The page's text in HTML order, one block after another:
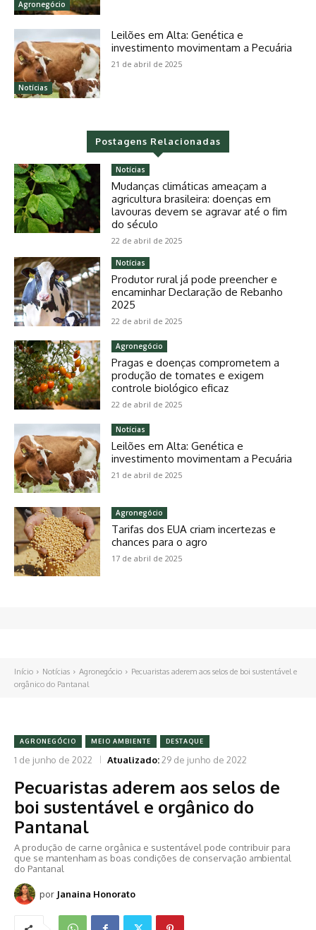
Agronegócio
Notícias
Leilões em Alta: Genética e
investimento movimentam a Pecuária
21 de abril de 2025
Postagens Relacionadas
Notícias
Mudanças climáticas ameaçam a
agricultura brasileira: doenças em
lavouras devem se agravar até o fim
do século
22 de abril de 2025
Notícias
Produtor rural já pode preencher e
encaminhar Declaração de Rebanho
2025
22 de abril de 2025
Agronegócio
Pragas e doenças comprometem a
produção de tomates e exigem
controle biológico eficaz
22 de abril de 2025
Notícias
Leilões em Alta: Genética e
investimento movimentam a Pecuária
21 de abril de 2025
Agronegócio
Tarifas dos EUA criam incertezas e
chances para o agro
17 de abril de 2025